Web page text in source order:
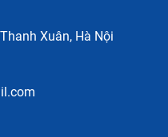
Xuân, Hà Nội